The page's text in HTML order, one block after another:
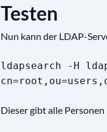
Testen
Nun kann der LDAP-
ldapsearch -H
Dieser gibt alle Personen